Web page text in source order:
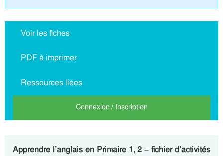
Voir les fiches
PDF à imprimer
Ressources liées
Connexion / Inscription
Apprendre l’anglais en Primaire 1, 2 – fichier d’activités